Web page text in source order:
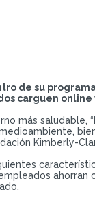
de su
carguen
más saludable,
Kimberly-
ahorran